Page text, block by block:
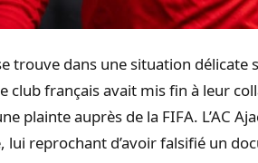
trouve dans une situation délicate
club français avait mis fin à leur
plainte auprès de la FIFA. L’AC
lui reprochant d’avoir falsifié un